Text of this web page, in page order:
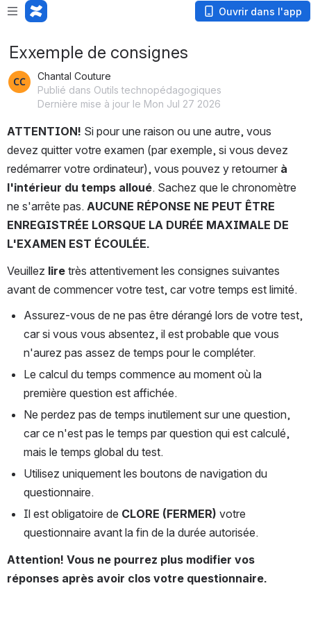
Ouvrir dans l'app
Exxemple de consignes
Chantal Couture
Publié dans Outils technopédagogiques
Dernière mise à jour le Mon Jul 27 2026
ATTENTION! Si pour une raison ou une autre, vous
devez quitter votre examen (par exemple, si vous devez
redémarrer votre ordinateur), vous pouvez y retourner à
l'intérieur du temps alloué. Sachez que le chronomètre
ne s'arrête pas. AUCUNE RÉPONSE NE PEUT ÊTRE
ENREGISTRÉE LORSQUE LA DURÉE MAXIMALE DE
L'EXAMEN EST ÉCOULÉE.
Veuillez lire très attentivement les consignes suivantes
avant de commencer votre test, car votre temps est limité.
Assurez-vous de ne pas être dérangé lors de votre test,
car si vous vous absentez, il est probable que vous
n'aurez pas assez de temps pour le compléter.
Le calcul du temps commence au moment où la
première question est affichée.
Ne perdez pas de temps inutilement sur une question,
car ce n'est pas le temps par question qui est calculé,
mais le temps global du test.
Utilisez uniquement les boutons de navigation du
questionnaire.
Il est obligatoire de CLORE (FERMER) votre
questionnaire avant la fin de la durée autorisée.
Attention! Vous ne pourrez plus modifier vos
réponses après avoir clos votre questionnaire.